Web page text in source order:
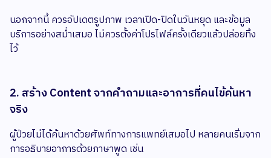
นอกจากนี้ ควรอัปเดตรูปภาพ เวลาเปิด-ปิดในวันหยุด และข้อมูล
บริการอย่างสม่ำเสมอ ไม่ควรตั้งค่าโปรไฟล์ครั้งเดียวแล้วปล่อยทิ้ง
ไว้
2. สร้าง Content จากคำถามและอาการที่คนไข้ค้นหา
จริง
ผู้ป่วยไม่ได้ค้นหาด้วยศัพท์ทางการแพทย์เสมอไป หลายคนเริ่มจาก
การอธิบายอาการด้วยภาษาพูด เช่น